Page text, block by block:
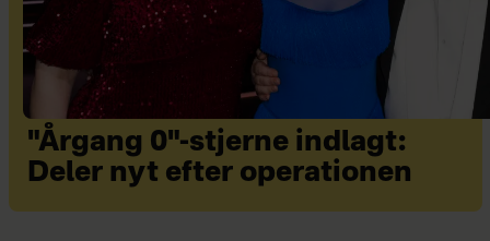
"Årgang 0"-stjerne indlagt:
Deler nyt efter operationen